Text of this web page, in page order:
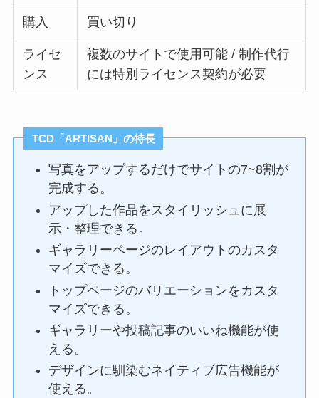
購入 買い切り
ライセ
ンス
複数のサイトで使用可能 / 制作代行
には特別ライセンス契約が必要
TCD「ARTISAN」 の特長
写真をアップするだけでサイトの7~8割が
完成する。
アップした作品をスタイリッシュに展
示・整理できる。
ギャラリーページのレイアウトのカスタ
マイズできる。
トップページのバリエーションをカスタ
マイズできる。
ギャラリーや投稿記事のいいね機能が使
える。
デザインに馴染むネイティブ広告機能が
使える。